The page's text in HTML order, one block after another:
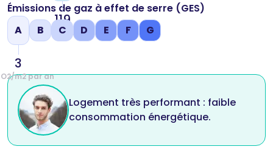
119
kWh/m2 par an
Émissions de gaz à effet de serre (GES)
A
3
m2 par an
B C D E F G
Logement très performant : faible
consommation énergétique.